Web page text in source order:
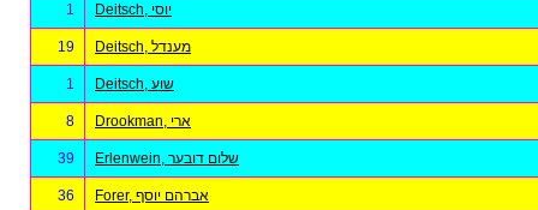
1 Deitsch, יוסי
19 Deitsch, מענדל
1 Deitsch, שוע
8 Drookman, ארי
39 Erlenwein, שלום דובער
36 Forer, אברהם יוסף